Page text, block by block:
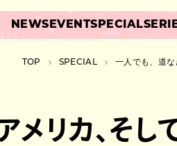
NEWS EVENTSPECIAL
TOP SPECIAL 一人でも、道なき道を切り拓くJU!iE（
メリカ、そし